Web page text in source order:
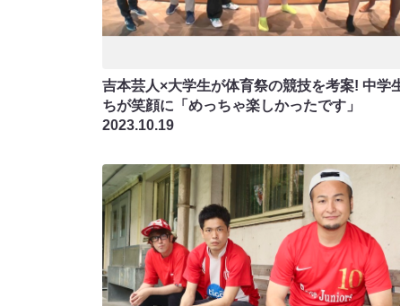
吉本芸人×大学生が体育祭の競技を考案! 中学
ちが笑顔に「めっちゃ楽しかったです」
2023.10.19